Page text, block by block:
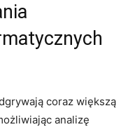
coraz większą
analizę